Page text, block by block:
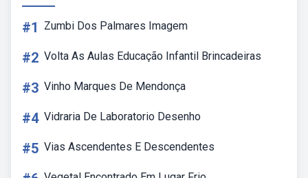
#1 Zumbi Dos Palmares Imagem
#2 Volta As Aulas Educação Infantil Brincadeiras
#3 Vinho Marques De Mendonça
#4 Vidraria De Laboratorio Desenho
#5 Vias Ascendentes E Descendentes